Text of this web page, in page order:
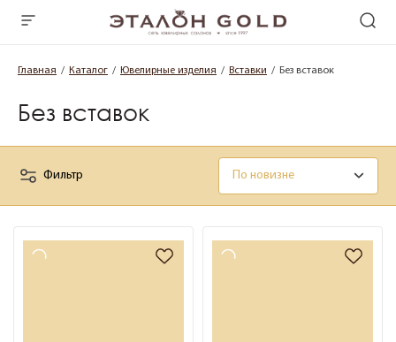
Главная Каталог Ювелирные изделия Вставки Без вставок
Без вставок
Фильтр